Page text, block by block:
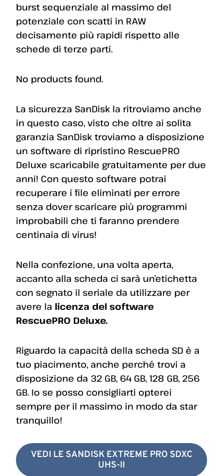
burst sequenziale al massimo del
potenziale con scatti in RAW
decisamente più rapidi rispetto alle
schede di terze parti.
No products found.
La sicurezza SanDisk la ritroviamo anche
in questo caso, visto che oltre ai solita
garanzia SanDisk troviamo a disposizione
un software di ripristino RescuePRO
Deluxe scaricabile gratuitamente per due
anni! Con questo software potrai
recuperare i file eliminati per errore
senza dover scaricare più programmi
improbabili che ti faranno prendere
centinaia di virus!
Nella confezione, una volta aperta,
accanto alla scheda ci sarà un’etichetta
con segnato il seriale da utilizzare per
avere la licenza del software
RescuePRO Deluxe.
Riguardo la capacità della scheda SD è a
tuo piacimento, anche perché trovi a
disposizione da 32 GB, 64 GB, 128 GB, 256
GB. Io se posso consigliarti opterei
sempre per il massimo in modo da star
tranquillo!
VEDI LE SANDISK EXTREME PRO SDXC
UHS-II